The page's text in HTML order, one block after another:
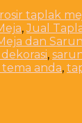
taplak
,Jual
dan
,
anda,